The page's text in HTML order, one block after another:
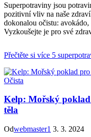
Superpotraviny jsou
pozitivní vliv na naše
dokonalou očistu:
Vyzkoušejte je pro své
Přečtěte si více 5
Očista
Kelp: Mořský
těla
Odwebmaster1 3. 3. 2024